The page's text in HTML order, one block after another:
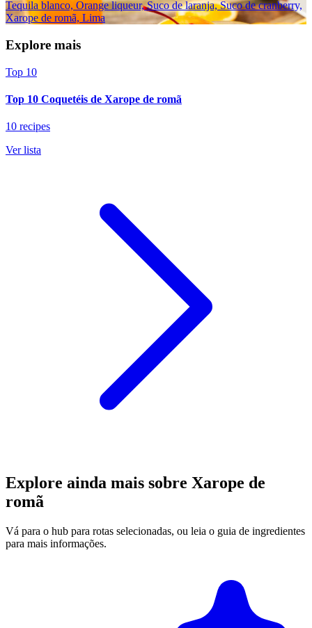
Tequila blanco, Orange liqueur, Suco de laranja, Suco de cranberry,
Xarope de romã, Lima
Explore mais
Top 10
Top 10 Coquetéis de Xarope de romã
10 recipes
Ver lista
Explore ainda mais sobre Xarope de
romã
Vá para o hub para rotas selecionadas, ou leia o guia de ingredientes
para mais informações.